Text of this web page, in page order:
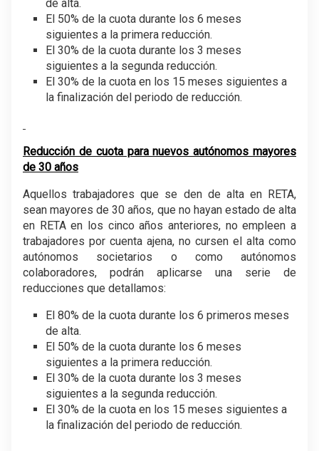
de alta.
El 50% de la cuota durante los 6 meses
siguientes a la primera reducción.
El 30% de la cuota durante los 3 meses
siguientes a la segunda reducción.
El 30% de la cuota en los 15 meses siguientes a
la finalización del periodo de reducción.
Reducción de cuota para nuevos autónomos mayores
de 30 años
Aquellos trabajadores que se den de alta en RETA,
sean mayores de 30 años, que no hayan estado de alta
en RETA en los cinco años anteriores, no empleen a
trabajadores por cuenta ajena, no cursen el alta como
autónomos societarios o como autónomos
colaboradores, podrán aplicarse una serie de
reducciones que detallamos:
El 80% de la cuota durante los 6 primeros meses
de alta.
El 50% de la cuota durante los 6 meses
siguientes a la primera reducción.
El 30% de la cuota durante los 3 meses
siguientes a la segunda reducción.
El 30% de la cuota en los 15 meses siguientes a
la finalización del periodo de reducción.